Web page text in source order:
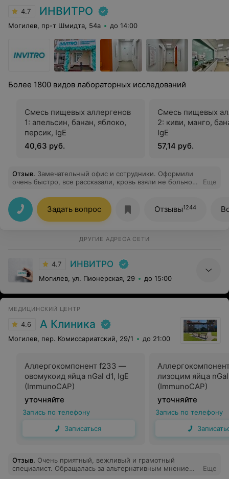
4.7 ИНВИТРО
Могилев, пр-т Шмидта, 54а до 14:00
Более 1800 видов лабораторных исследований
Смесь пищевых аллергенов
1: апельсин, банан, яблоко,
персик, IgE
40,63 руб.
Смесь пищевых
2: киви, манго,
IgE
57,14 руб.
Отзыв. Замечательный офис и сотрудники. Оформили
очень быстро, все рассказали, кровь взяли не больно.
Еще
Задать вопрос Отзывы1244
ДРУГИЕ АДРЕСА СЕТИ
4.7 ИНВИТРО
Могилев, ул. Пионерская, 29 до 15:00
МЕДИЦИНСКИЙ ЦЕНТР
4.6 А Клиника
Могилев, пер. Комиссариатский, 29/1 до 21:00
Аллергокомпонент f233 —
овомукоид яйца nGal d1, IgE
(ImmunoCAP)
уточняйте
Запись по телефону
Записаться
лизоцим яйца
(ImmunoCAP)
уточняйте
Запись по телефону
Отзыв. Очень приятный, вежливый и грамотный
специалист. Обращалась за альтернативным мнением
Еще